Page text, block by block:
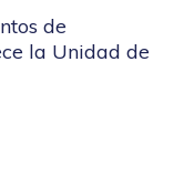
de
la Unidad de